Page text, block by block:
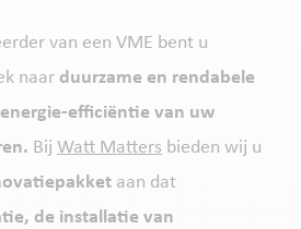
van een VME bent u
naar duurzame en rendabele
efficiëntie van uw
Bij Watt Matters bieden wij u
aan dat
de installatie van